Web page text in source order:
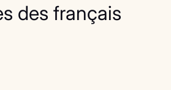
des français